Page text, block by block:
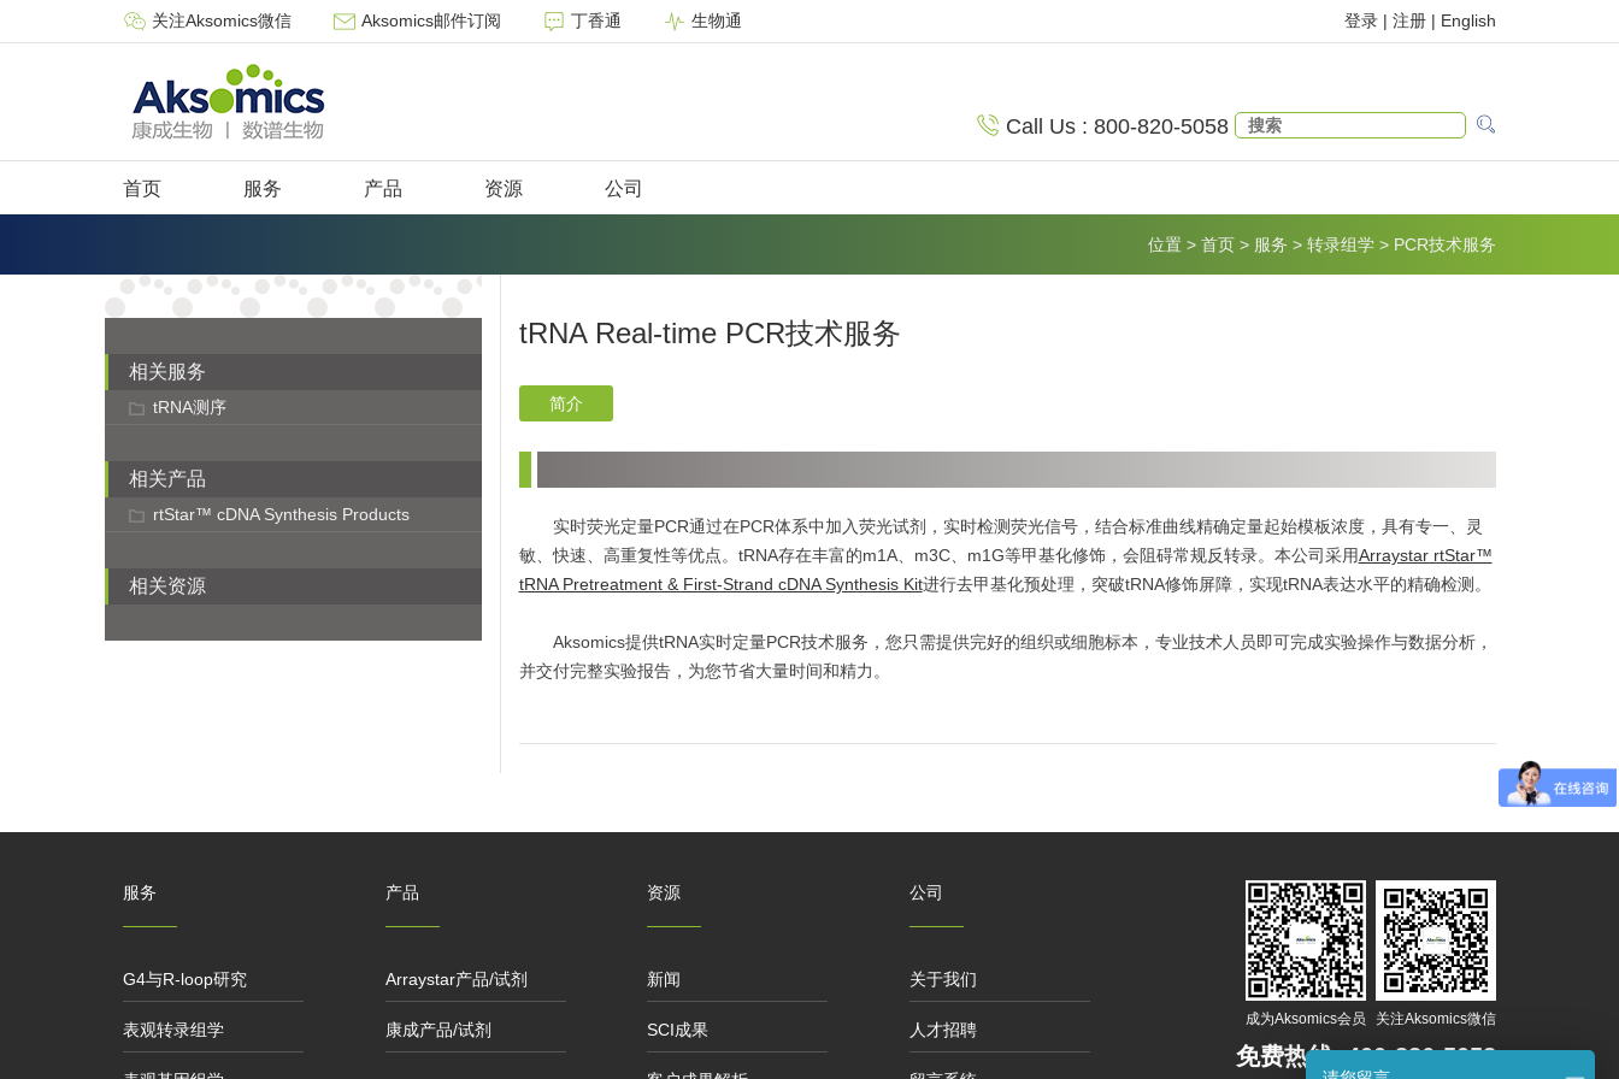
关注Aksomics微信 Aksomics邮件订阅 丁香通 生物通 登录 | 注册 | English
Call Us : 800-820-5058
首页 服务 产品 资源 公司
位置 > 首页 > 服务 > 转录组学 > PCR技术服务
相关服务
tRNA测序
相关产品
rtStar™ cDNA Synthesis Products
相关资源
tRNA Real-time PCR技术服务
简介
实时荧光定量PCR通过在PCR体系中加入荧光试剂，实时检测荧光信号，结合标准曲线精确定量起始模板浓度，具有专一、灵
敏、快速、高重复性等优点。tRNA存在丰富的m1A、m3C、m1G等甲基化修饰，会阻碍常规反转录。本公司采用Arraystar rtStar™
tRNA Pretreatment & First-Strand cDNA Synthesis Kit进行去甲基化预处理，突破tRNA修饰屏障，实现tRNA表达水平的精确检测。
Aksomics提供tRNA实时定量PCR技术服务，您只需提供完好的组织或细胞标本，专业技术人员即可完成实验操作与数据分析，
并交付完整实验报告，为您节省大量时间和精力。
服务
G4与R-loop研究
表观转录组学
产品
Arraystar产品/试剂
康成产品/试剂
资源
新闻
SCI成果
公司
关于我们
人才招聘
成为Aksomics会员 关注Aksomics微信
免费热线: 400-886-5058